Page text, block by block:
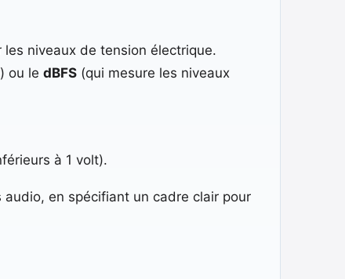
niveaux de tension électrique.
ou le dBFS(qui mesure les niveaux
à 1 volt).
en spécifiant un cadre clair pour